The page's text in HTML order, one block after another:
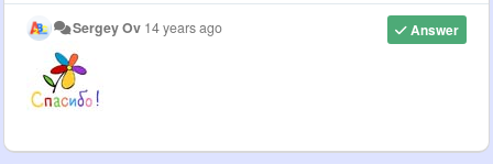
Answer
Sergey Ov 14 years ago